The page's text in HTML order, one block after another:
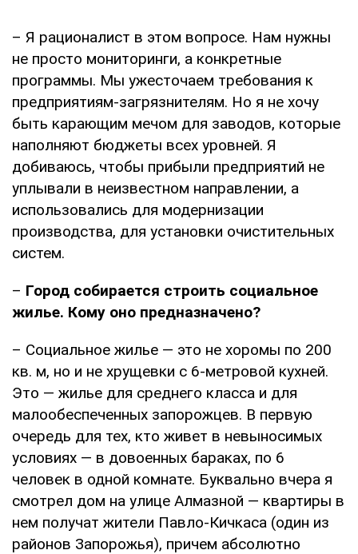
– Я рационалист в этом вопросе. Нам нужны
не просто мониторинги, а конкретные
программы. Мы ужесточаем требования к
предприятиям-загрязнителям. Но я не хочу
быть карающим мечом для заводов, которые
наполняют бюджеты всех уровней. Я
добиваюсь, чтобы прибыли предприятий не
уплывали в неизвестном направлении, а
использовались для модернизации
производства, для установки очистительных
систем.
– Город собирается строить социальное
жилье. Кому оно предназначено?
– Социальное жилье — это не хоромы по 200
кв. м, но и не хрущевки с 6-метровой кухней.
Это — жилье для среднего класса и для
малообеспеченных запорожцев. В первую
очередь для тех, кто живет в невыносимых
условиях — в довоенных бараках, по 6
человек в одной комнате. Буквально вчера я
смотрел дом на улице Алмазной — квартиры в
нем получат жители Павло-Кичкаса (один из
районов Запорожья), причем абсолютно